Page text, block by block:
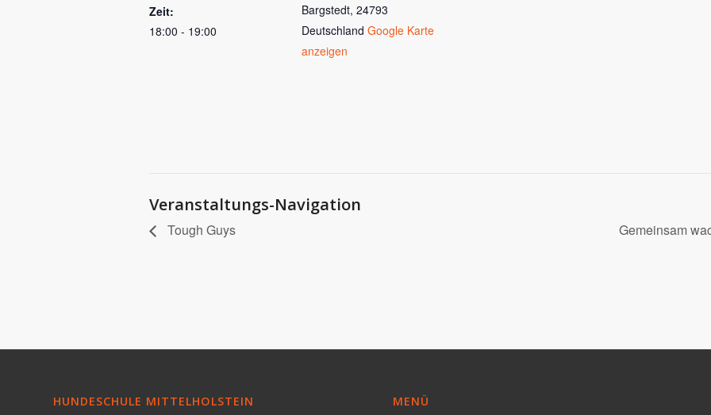
Zeit:
18:00 - 19:00
Bargstedt, 24793
Deutschland Google Karte
anzeigen
Veranstaltungs-Navigation
Tough Guys Gemeinsam
HUNDESCHULE MITTELHOLSTEIN MENÜ